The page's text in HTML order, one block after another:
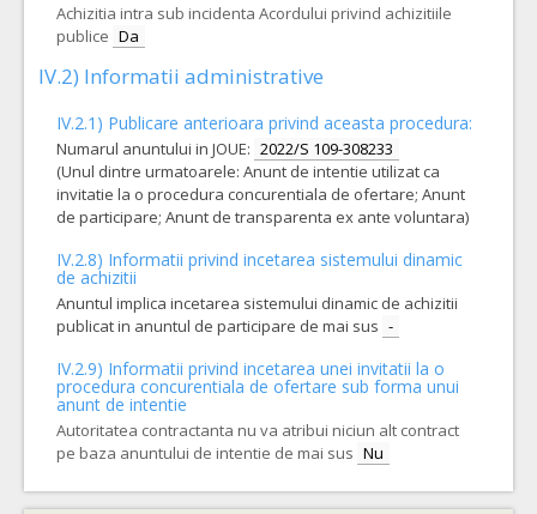
Achizitia intra sub incidenta Acordului privind achizitiile
publice Da
IV.2) Informatii administrative
IV.2.1) Publicare anterioara privind aceasta procedura:
Numarul anuntului in JOUE: 2022/S 109-308233
(Unul dintre urmatoarele: Anunt de intentie utilizat ca
invitatie la o procedura concurentiala de ofertare; Anunt
de participare; Anunt de transparenta ex ante voluntara)
IV.2.8) Informatii privind incetarea sistemului dinamic
de achizitii
Anuntul implica incetarea sistemului dinamic de achizitii
publicat in anuntul de participare de mai sus -
IV.2.9) Informatii privind incetarea unei invitatii la o
procedura concurentiala de ofertare sub forma unui
anunt de intentie
Autoritatea contractanta nu va atribui niciun alt contract
pe baza anuntului de intentie de mai sus Nu